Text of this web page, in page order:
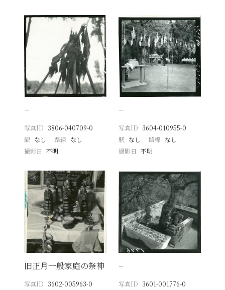
−
写真ID 3806-040709-0
駅 なし 路線 なし
撮影日
不明
−
写真ID 3604-010955-0
駅 なし 路線 なし
撮影日 不明
旧正月一般家庭の祭神
写真ID 3602-005963-0
−
写真ID 3601-001776-0